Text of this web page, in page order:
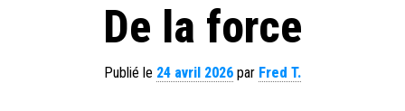
De la force
Publié le 24 avril 2026 par Fred T.